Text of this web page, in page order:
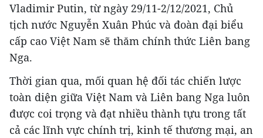
Vladimir Putin, từ ngày 29/11-2/12/2021, Chủ
tịch nước Nguyễn Xuân Phúc và đoàn đại biểu
cấp cao Việt Nam sẽ thăm chính thức Liên bang
Nga.
Thời gian qua, mối quan hệ đối tác chiến lược
toàn diện giữa Việt Nam và Liên bang Nga luôn
được coi trọng và đạt nhiều thành tựu trong tất
cả các lĩnh vực chính trị, kinh tế thương mại, an